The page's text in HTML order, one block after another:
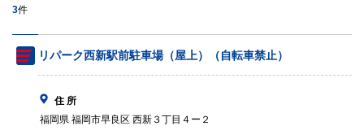
3件
リパーク西新駅前駐車場（屋上）（自転車禁止）
住 所
福岡県 福岡市早良区 西新３丁目４ー２